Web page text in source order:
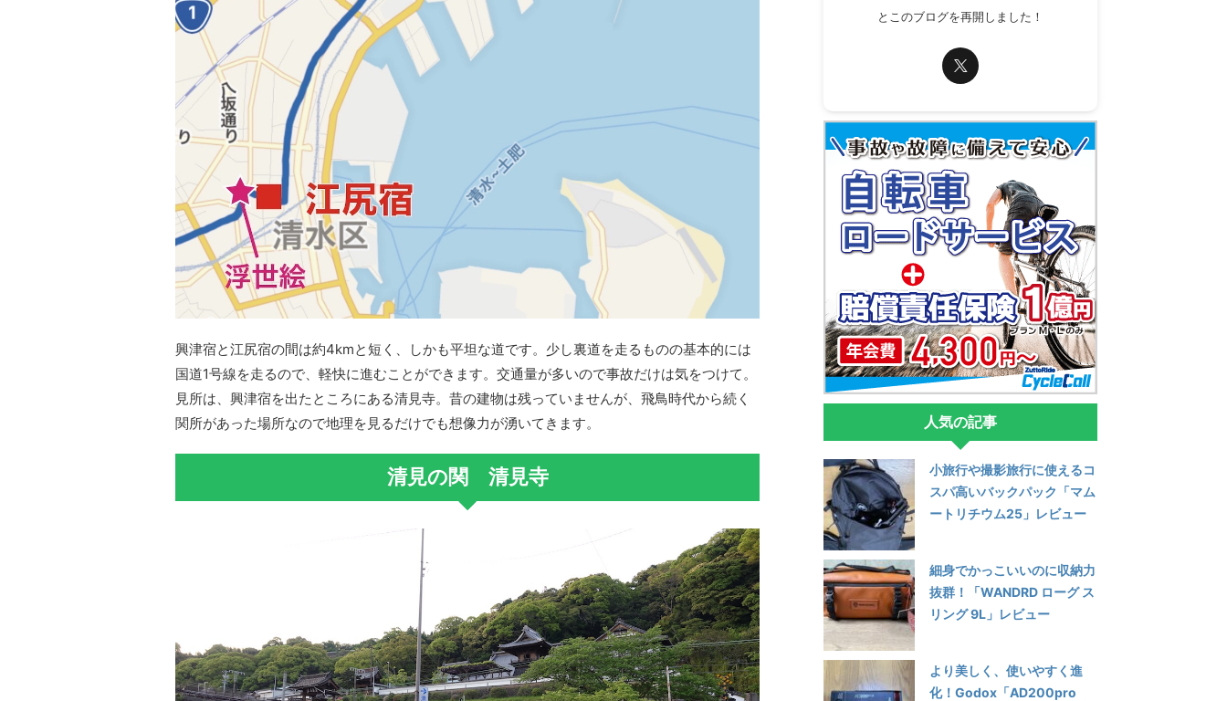
興津宿と江尻宿の間は約4kmと短く、しかも平坦な道です。少し裏道を走るものの基本的には
国道1号線を走るので、軽快に進むことができます。交通量が多いので事故だけは気をつけて。
見所は、興津宿を出たところにある清見寺。昔の建物は残っていませんが、飛鳥時代から続く
関所があった場所なので地理を見るだけでも想像力が湧いてきます。
清見の関 清見寺
とこのブログを再開しました！
人気の記事
小旅行や撮影旅行に使えるコ
スパ高いバックパック「マム
ートリチウム25」レビュー
細身でかっこいいのに収納力
抜群！「WANDRD ローグ ス
リング 9L」レビュー
より美しく、使いやすく進
化！Godox「AD200pro